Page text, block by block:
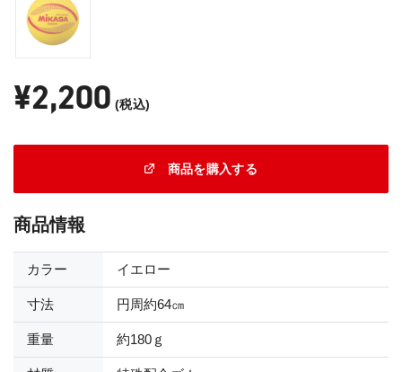
¥2,200 (税込)
商品を購入する
商品情報
カラー イエロー
寸法 円周約64㎝
重量 約180ｇ